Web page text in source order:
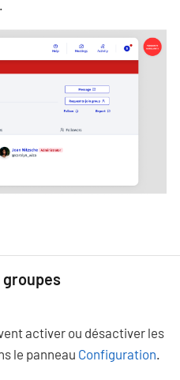
activer ou désactiver les
le panneau Configuration.